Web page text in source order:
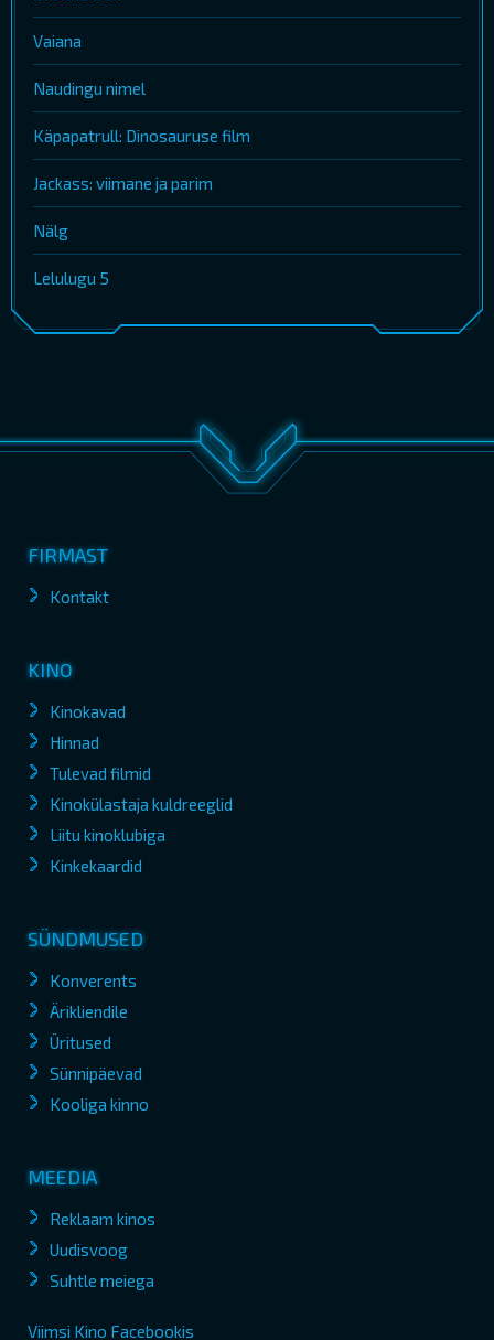
Vaiana
Naudingu nimel
Käpapatrull: Dinosauruse film
Jackass: viimane ja parim
Nälg
Lelulugu 5
FIRMAST
Kontakt
KINO
Kinokavad
Hinnad
Tulevad filmid
Kinokülastaja kuldreeglid
Liitu kinoklubiga
Kinkekaardid
SÜNDMUSED
Konverents
Ärikliendile
Üritused
Sünnipäevad
Kooliga kinno
MEEDIA
Reklaam kinos
Uudisvoog
Suhtle meiega
Viimsi Kino Facebookis